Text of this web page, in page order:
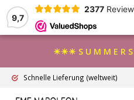
9,7
2377
☀☀☀ S U M M E R
Schnelle Lieferung (weltweit)